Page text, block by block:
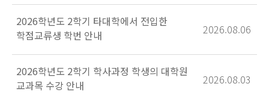
2026학년도 2학기 타대학에서 전입한
학점교류생 학번 안내
2026.08.06
2026학년도 2학기 학사과정 학생의 대학원
교과목 수강 안내
2026.08.03